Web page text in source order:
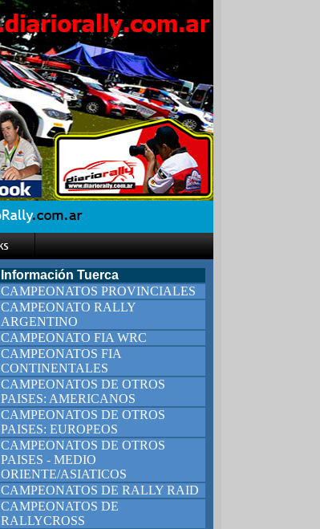
Información Tuerca
CAMPEONATOS PROVINCIALES
CAMPEONATO RALLY
ARGENTINO
CAMPEONATO FIA WRC
CAMPEONATOS FIA
CONTINENTALES
CAMPEONATOS DE OTROS
PAISES: AMERICANOS
CAMPEONATOS DE OTROS
PAISES: EUROPEOS
CAMPEONATOS DE OTROS
PAISES - MEDIO
ORIENTE/ASIATICOS
CAMPEONATOS DE RALLY RAID
CAMPEONATOS DE
RALLYCROSS